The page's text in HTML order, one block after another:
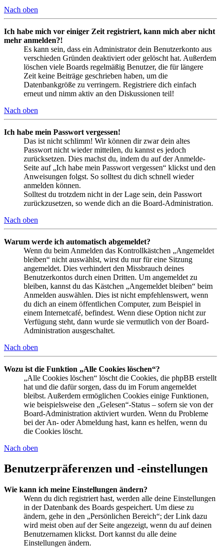
Nach oben
Ich habe mich vor einiger Zeit registriert, kann mich aber nicht
mehr anmelden?!
Es kann sein, dass ein Administrator dein Benutzerkonto aus
verschieden Gründen deaktiviert oder gelöscht hat. Außerdem
löschen viele Boards regelmäßig Benutzer, die für längere
Zeit keine Beiträge geschrieben haben, um die
Datenbankgröße zu verringern. Registriere dich einfach
erneut und nimm aktiv an den Diskussionen teil!
Nach oben
Ich habe mein Passwort vergessen!
Das ist nicht schlimm! Wir können dir zwar dein altes
Passwort nicht wieder mitteilen, du kannst es jedoch
zurücksetzen. Dies machst du, indem du auf der Anmelde-
Seite auf „Ich habe mein Passwort vergessen“ klickst und den
Anweisungen folgst. So solltest du dich schnell wieder
anmelden können.
Solltest du trotzdem nicht in der Lage sein, dein Passwort
zurückzusetzen, so wende dich an die Board-Administration.
Nach oben
Warum werde ich automatisch abgemeldet?
Wenn du beim Anmelden das Kontrollkästchen „Angemeldet
bleiben“ nicht auswählst, wirst du nur für eine Sitzung
angemeldet. Dies verhindert den Missbrauch deines
Benutzerkontos durch einen Dritten. Um angemeldet zu
bleiben, kannst du das Kästchen „Angemeldet bleiben“ beim
Anmelden auswählen. Dies ist nicht empfehlenswert, wenn
du dich an einem öffentlichen Computer, zum Beispiel in
einem Internetcafé, befindest. Wenn diese Option nicht zur
Verfügung steht, dann wurde sie vermutlich von der Board-
Administration ausgeschaltet.
Nach oben
Wozu ist die Funktion „Alle Cookies löschen“?
„Alle Cookies löschen“ löscht die Cookies, die phpBB erstellt
hat und die dafür sorgen, dass du im Forum angemeldet
bleibst. Außerdem ermöglichen Cookies einige Funktionen,
wie beispielsweise den „Gelesen“-Status – sofern sie von der
Board-Administration aktiviert wurden. Wenn du Probleme
bei der An- oder Abmeldung hast, kann es helfen, wenn du
die Cookies löscht.
Nach oben
Benutzerpräferenzen und -einstellungen
Wie kann ich meine Einstellungen ändern?
Wenn du dich registriert hast, werden alle deine Einstellungen
in der Datenbank des Boards gespeichert. Um diese zu
ändern, gehe in den „Persönlichen Bereich“; der Link dazu
wird meist oben auf der Seite angezeigt, wenn du auf deinen
Benutzernamen klickst. Dort kannst du alle deine
Einstellungen ändern.